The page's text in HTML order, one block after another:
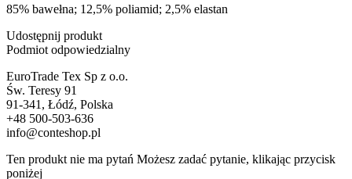
85% bawełna; 12,5% poliamid; 2,5% elastan
Udostępnij produkt
Podmiot odpowiedzialny
EuroTrade Tex Sp z o.o.
Św. Teresy 91
91-341, Łódź, Polska
+48 500-503-636
info@conteshop.pl
Ten produkt nie ma pytań Możesz zadać pytanie, klikając przycisk
poniżej